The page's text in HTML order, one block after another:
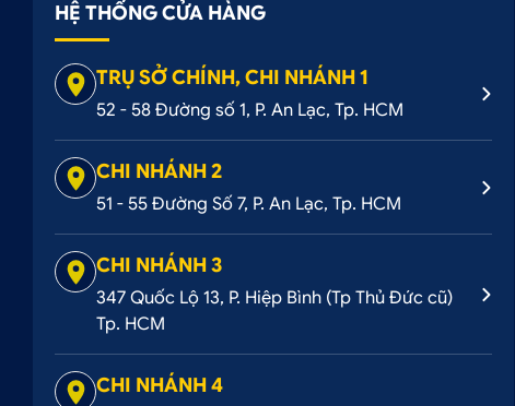
HỆ THỐNG CỬA HÀNG
TRỤ SỞ CHÍNH, CHI NHÁNH 1
52 - 58 Đường số 1, P. An Lạc, Tp. HCM
CHI NHÁNH 2
51 - 55 Đường Số 7, P. An Lạc, Tp. HCM
CHI NHÁNH 3
347 Quốc Lộ 13, P. Hiệp Bình (Tp Thủ Đức cũ)
Tp. HCM
CHI NHÁNH 4